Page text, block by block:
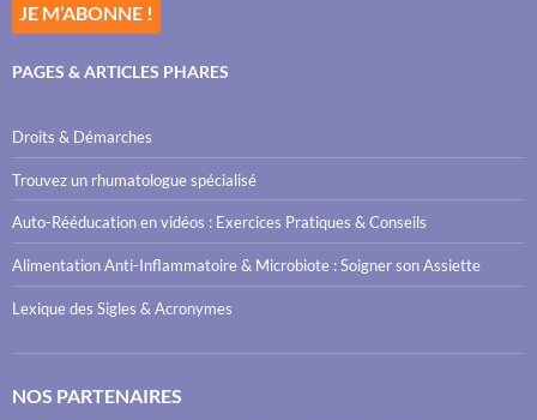
PAGES & ARTICLES PHARES
Droits & Démarches
Trouvez un rhumatologue spécialisé
Auto-Rééducation en vidéos : Exercices Pratiques & Conseils
Alimentation Anti-Inflammatoire & Microbiote : Soigner son Assiette
Lexique des Sigles & Acronymes
NOS PARTENAIRES